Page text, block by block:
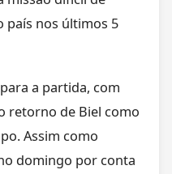
país nos últimos 5
a partida, com
retorno de Biel como
Assim como
domingo por conta